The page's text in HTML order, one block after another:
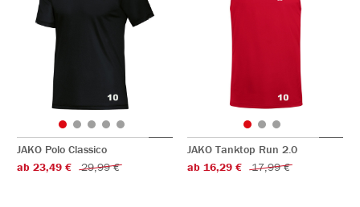
JAKO Polo Classico
ab 23,49 €
29,99 €
JAKO Tanktop Run 2.0
ab 16,29 €
17,99 €